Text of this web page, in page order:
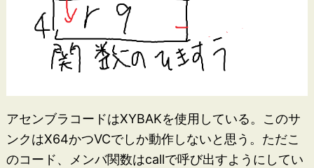
アセンブラコードはXYBAKを使用している。このサ
ンクはX64かつVCでしか動作しないと思う。ただこ
のコード、メンバ関数はcallで呼び出すようにしてい